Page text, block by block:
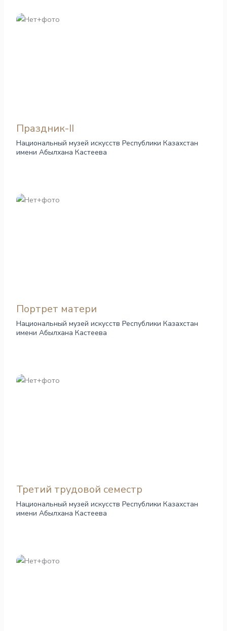
Праздник-II
Национальный музей искусств Республики Казахстан
имени Абылхана Кастеева
Портрет матери
Национальный музей искусств Республики Казахстан
имени Абылхана Кастеева
Третий трудовой семестр
Национальный музей искусств Республики Казахстан
имени Абылхана Кастеева